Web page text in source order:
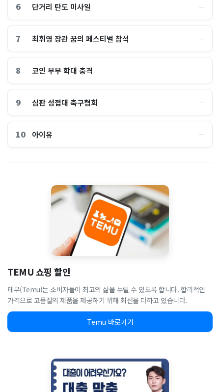
6 단거리 탄도 미사일 ―
7 최휘영 장관 꿈의 페스티벌 참석 ―
8 코인 부부 학대 충격 ―
9 심판 성접대 축구협회 ―
10 아이유 ―
TEMU 쇼핑 할인
테무(Temu)는 소비자들이 최고의 삶을 누릴 수 있도록 합니다. 합리적인
가격으로 고품질의 제품을 제공하기 위해 최선을 다하고 있습니다.
Temu 바로가기